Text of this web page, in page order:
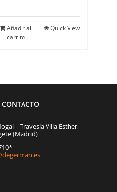
Añadir al
carrito
Quick View
CONTACTO
– Travesía Villa Esther,
(Madrid)